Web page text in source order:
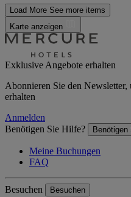
Load More See more items
Karte anzeigen
Exklusive Angebote erhalten
Abonnieren Sie den Newsletter,
erhalten
Anmelden
Benötigen Sie Hilfe?
Meine Buchungen
FAQ
Besuchen Besuchen